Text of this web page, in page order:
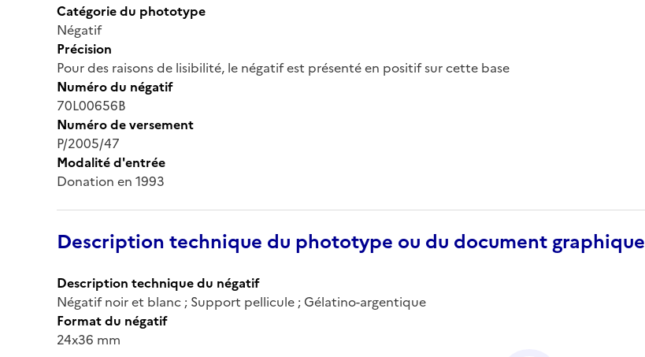
Catégorie du phototype
Négatif
Précision
Pour des raisons de lisibilité, le négatif est présenté en positif sur cette base
Numéro du négatif
70L00656B
Numéro de versement
P/2005/47
Modalité d'entrée
Donation en 1993
Description technique du phototype ou du document graphique
Description technique du négatif
Négatif noir et blanc ; Support pellicule ; Gélatino-argentique
Format du négatif
24x36 mm